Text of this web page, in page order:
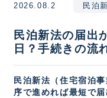
2026.08.2 民泊
民泊新法の届出
日？手続きの流
民泊新法（住宅宿泊
序で進めれば最短で